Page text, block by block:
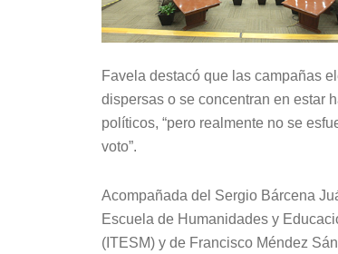
Favela destacó que las campañas
dispersas o se concentran en estar
políticos, “pero realmente no se
voto”.
Acompañada del Sergio Bárcena
Escuela de Humanidades y
(ITESM) y de Francisco Méndez